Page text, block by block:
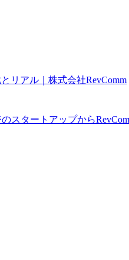
リアル｜株式会社RevComm
タートアップから